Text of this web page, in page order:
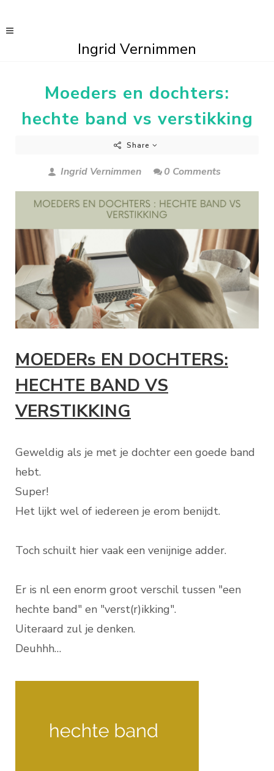
Ingrid Vernimmen
Moeders en dochters:
hechte band vs verstikking
Share
Ingrid Vernimmen 0 Comments
MOEDERs EN DOCHTERS:
HECHTE BAND VS
VERSTIKKING
Geweldig als je met je dochter een goede band
hebt.
Super!
Het lijkt wel of iedereen je erom benijdt.
Toch schuilt hier vaak een venijnige adder.
Er is nl een enorm groot verschil tussen "een
hechte band" en "verst(r)ikking".
Uiteraard zul je denken.
Deuhhh…